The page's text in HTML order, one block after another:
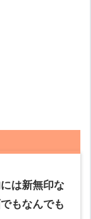
は新無印な
もなんでも